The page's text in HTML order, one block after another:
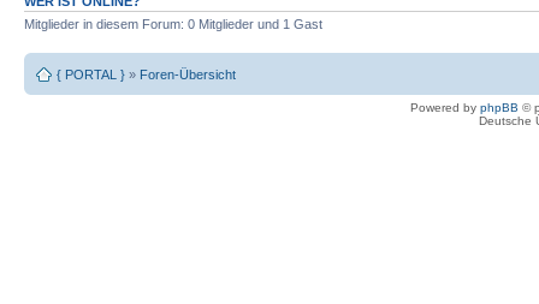
Mitglieder in diesem Forum: 0 Mitglieder und 1 Gast
{ PORTAL } » Foren-Übersicht
Powered by phpBB ©
Deutsche